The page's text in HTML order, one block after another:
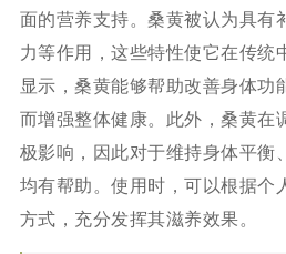
面的营养支持。桑黄被认为具有
力等作用，这些特性使它在传统
显示，桑黄能够帮助改善身体功
而增强整体健康。此外，桑黄在
极影响，因此对于维持身体平衡
均有帮助。使用时，可以根据个
方式，充分发挥其滋养效果。